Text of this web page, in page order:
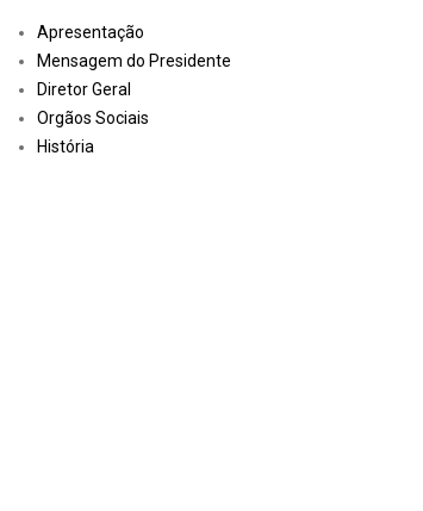
Apresentação
Mensagem do Presidente
Diretor Geral
Orgãos Sociais
História